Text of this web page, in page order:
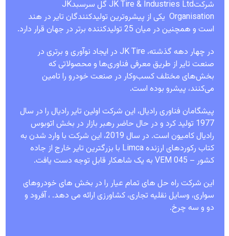
شرکتJK Tire & Industries Ltd گل سرسبدJK
Organisation یکی از پیشروترین تولیدکنندگان تایر در هند
است و همچنین در میان 25 تولیدکننده برتر در جهان قرار دارد.
در چهار دهه گذشته، JK Tire در ایجاد نوآوری و برتری در
صنعت تایر از طریق معرفی فناوری‌ها و محصولاتی که
بخش‌های مختلف کسب‌وکار در صنعت خودرو را تامین
می‌کنند، پیشرو بوده است.
پیشگامان فناوری رادیال، این شرکت اولین تایر رادیال را در سال
1977 تولید کرد و در حال حاضر رهبر بازار در بخش اتوبوس
رادیال کامیون است. در سال 2019، این شرکت با وارد شدن به
کتاب رکوردهای ارزنده Limca با بزرگترین تایر خارج از جاده
کشور – VEM 045 به یک شاهکار قابل توجه دست یافت.
این شرکت راه حل های تمام عیار را در بخش های خودروهای
سواری، وسایل نقلیه تجاری، کشاورزی ارائه می دهد. ، آفرود و
دو و سه چرخ.